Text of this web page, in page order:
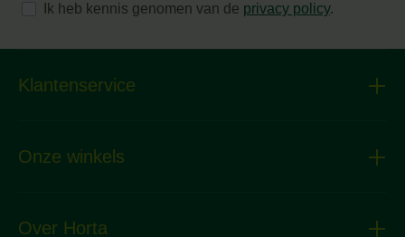
Ik heb kennis genomen van de privacy policy.
Klantenservice
Onze winkels
Over Horta